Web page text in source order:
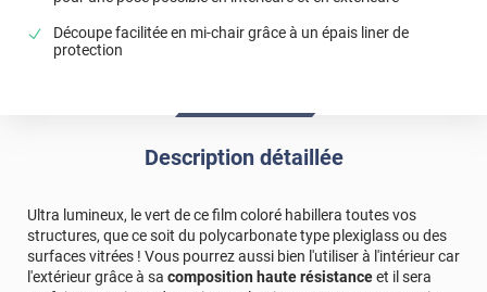
Découpe facilitée en mi-chair grâce à un épais liner de
protection
Description détaillée
Ultra lumineux, le vert de ce film coloré habillera toutes vos
structures, que ce soit du polycarbonate type plexiglass ou des
surfaces vitrées ! Vous pourrez aussi bien l'utiliser à l'intérieur car
l'extérieur grâce à sa composition haute résistanceet il sera